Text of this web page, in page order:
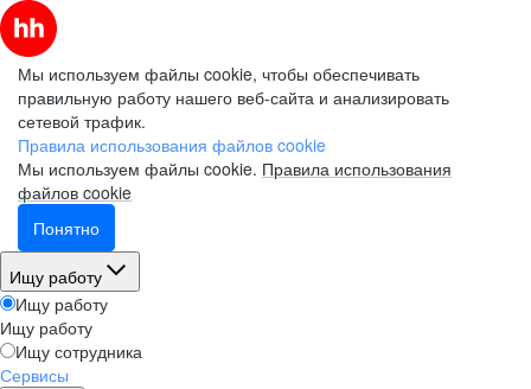
Мы используем файлы cookie, чтобы обеспечивать
правильную работу нашего веб-сайта и анализировать
сетевой трафик.
Правила использования файлов cookie
Мы используем файлы cookie. Правила использования
файлов cookie
Понятно
Ищу работу
Ищу работу
Ищу работу
Ищу сотрудника
Сервисы